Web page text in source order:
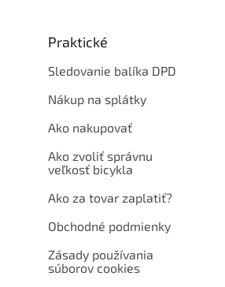
Praktické
Sledovanie balíka DPD
Nákup na splátky
Ako nakupovať
Ako zvoliť správnu
veľkosť bicykla
Ako za tovar zaplatiť?
Obchodné podmienky
Zásady používania
súborov cookies